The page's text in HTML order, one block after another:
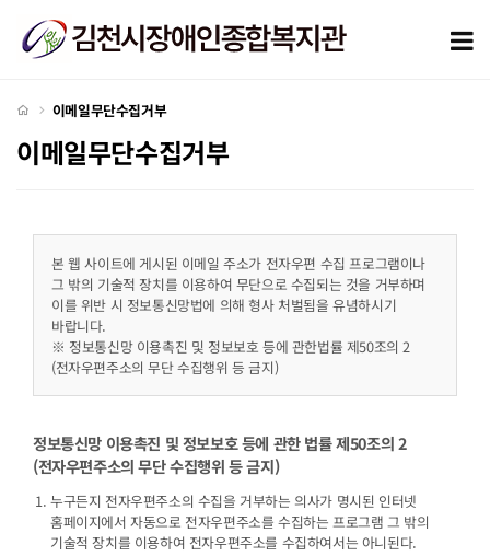
처음으로
이메일무단수집거부
이메일무단수집거부
본 웹 사이트에 게시된 이메일 주소가 전자우편 수집 프로그램이나
그 밖의 기술적 장치를 이용하여 무단으로 수집되는 것을 거부하며
이를 위반 시 정보통신망법에 의해 형사 처벌됨을 유념하시기
바랍니다.
※ 정보통신망 이용촉진 및 정보보호 등에 관한법률 제50조의 2
(전자우편주소의 무단 수집행위 등 금지)
정보통신망 이용촉진 및 정보보호 등에 관한 법률 제50조의 2
(전자우편주소의 무단 수집행위 등 금지)
누구든지 전자우편주소의 수집을 거부하는 의사가 명시된 인터넷
홈페이지에서 자동으로 전자우편주소를 수집하는 프로그램 그 밖의
기술적 장치를 이용하여 전자우편주소를 수집하여서는 아니된다.